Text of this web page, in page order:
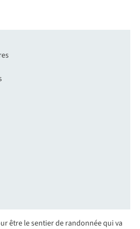
être le sentier de randonnée qui va